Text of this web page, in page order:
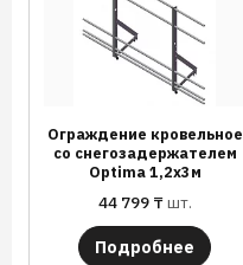
Ограждение кровельное
со снегозадержателем
Optima 1,2х3м
44 799 ₸шт.
Подробнее